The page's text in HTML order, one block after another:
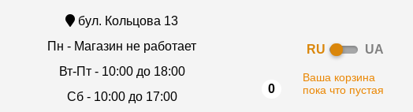
бул. Кольцова 13
Пн - Магазин не работает
Вт-Пт - 10:00 до 18:00
Сб - 10:00 до 17:00
RU UA
0
Ваша корзина
пока что пустая